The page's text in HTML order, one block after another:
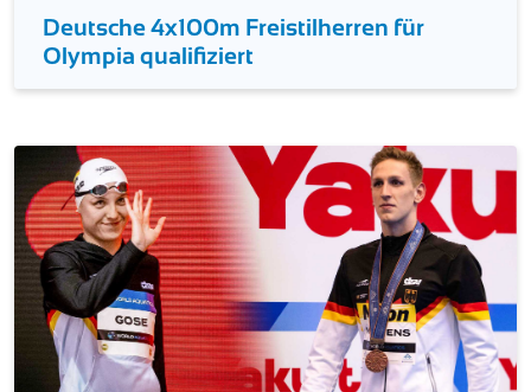
Deutsche 4x100m Freistilherren für
Olympia qualifiziert